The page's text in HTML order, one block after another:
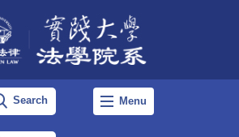
Search Menu